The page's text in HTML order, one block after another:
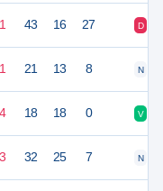
1 43 16 27 D
1 21 13 8 N
4 18 18 0 V
3 32 25 7 N